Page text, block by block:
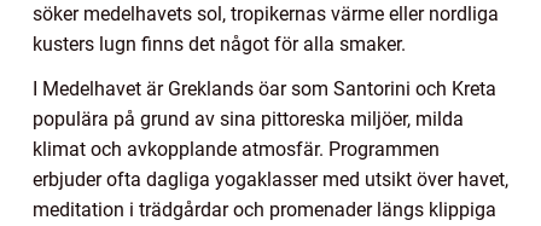
söker medelhavets sol, tropikernas värme eller nordliga
kusters lugn finns det något för alla smaker.
I Medelhavet är Greklands öar som Santorini och Kreta
populära på grund av sina pittoreska miljöer, milda
klimat och avkopplande atmosfär. Programmen
erbjuder ofta dagliga yogaklasser med utsikt över havet,
meditation i trädgårdar och promenader längs klippiga